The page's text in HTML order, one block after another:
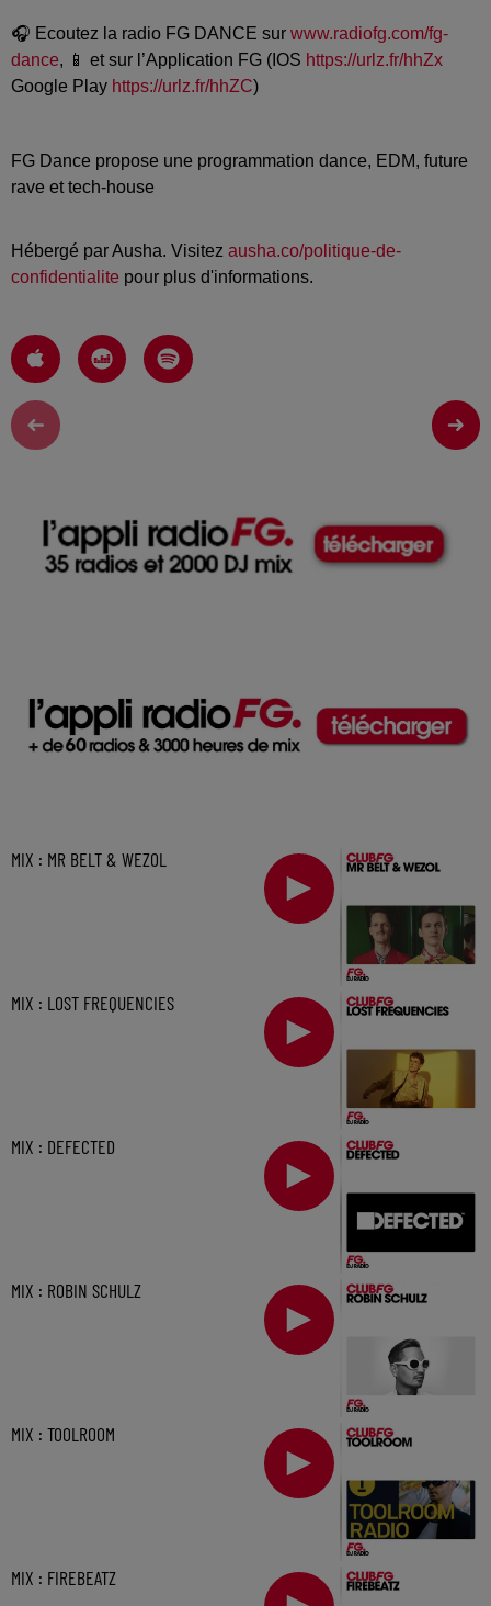
🎧 Ecoutez la radio FG DANCE sur www.radiofg.com/fg-
dance, 📱 et sur l’Application FG (IOS https://urlz.fr/hhZx
Google Play https://urlz.fr/hhZC)
FG Dance propose une programmation dance, EDM, future
rave et tech-house
Hébergé par Ausha. Visitez ausha.co/politique-de-
confidentialite pour plus d'informations.
MIX : MR BELT & WEZOL
MIX : LOST FREQUENCIES
MIX : DEFECTED
MIX : ROBIN SCHULZ
MIX : TOOLROOM
MIX : FIREBEATZ